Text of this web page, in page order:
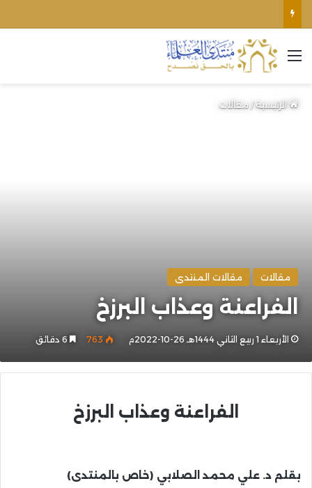
القائمة
الرئيسية/مقالات
مقالات مقالات المنتدى
الفراعنة وعذاب البرزخ
الأربعاء 1 ربيع الثاني 1444هـ 26-10-2022م 763
الفراعنة وعذاب البرزخ
بقلم د. علي محمد الصلابي (خاص بالمنتدى)